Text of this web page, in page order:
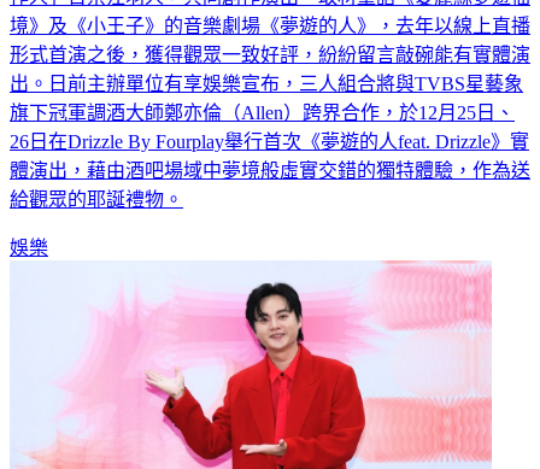
境》及《小王子》的音樂劇場《夢遊的人》，去年以線上直播
形式首演之後，獲得觀眾一致好評，紛紛留言敲碗能有實體演
出。日前主辦單位有享娛樂宣布，三人組合將與TVBS星藝象
旗下冠軍調酒大師鄭亦倫（Allen）跨界合作，於12月25日、
26日在Drizzle By Fourplay舉行首次《夢遊的人feat. Drizzle》實
體演出，藉由酒吧場域中夢境般虛實交錯的獨特體驗，作為送
給觀眾的耶誕禮物。
娛樂